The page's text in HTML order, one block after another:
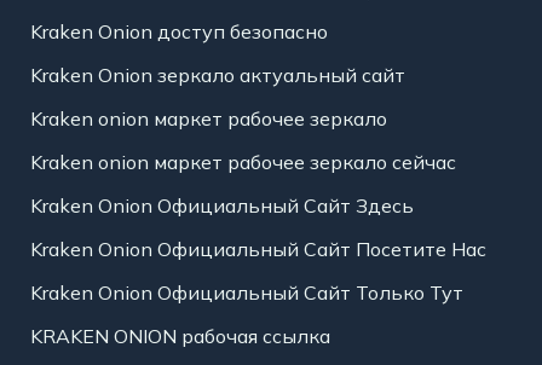
Kraken Onion доступ безопасно
Kraken Onion зеркало актуальный сайт
Kraken onion маркет рабочее зеркало
Kraken onion маркет рабочее зеркало сейчас
Kraken Onion Официальный Сайт Здесь
Kraken Onion Официальный Сайт Посетите Нас
Kraken Onion Официальный Сайт Только Тут
KRAKEN ONION рабочая ссылка